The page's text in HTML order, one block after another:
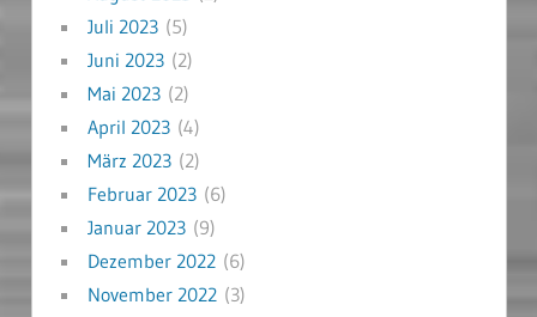
Juli 2023(5)
Juni 2023(2)
Mai 2023(2)
April 2023(4)
März 2023(2)
Februar 2023(6)
Januar 2023(9)
Dezember 2022(6)
November 2022(3)